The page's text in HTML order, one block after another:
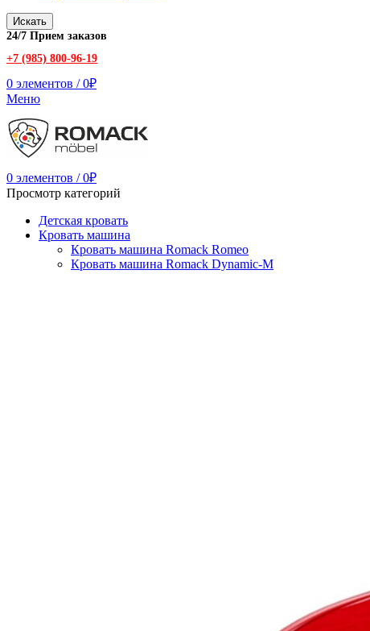
Искать
24/7 Прием заказов
+7 (985) 800-96-19
0 элементов / 0₽
Меню
0 элементов / 0₽
Просмотр категорий
Детская кровать
Кровать машина
Кровать машина Romack Romeo
Кровать машина Romack Dynamic-M